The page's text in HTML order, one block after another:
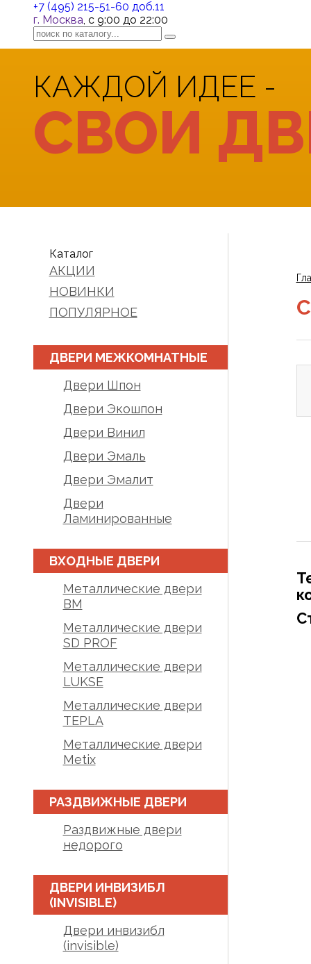
+7 (495) 215-51-60 доб.11
г. Москва, с 9:00 до 22:00
КАЖДОЙ ИДЕЕ -
СВОИ
Каталог
АКЦИИ
НОВИНКИ
ПОПУЛЯРНОЕ
ДВЕРИ МЕЖКОМНАТНЫЕ
Двери Шпон
Двери Экошпон
Двери Винил
Двери Эмаль
Двери Эмалит
Двери
Ламинированные
ВХОДНЫЕ ДВЕРИ
Металлические двери
BM
Металлические двери
SD PROF
Металлические двери
LUKSE
Металлические двери
TEPLA
Металлические двери
Metix
РАЗДВИЖНЫЕ ДВЕРИ
Раздвижные двери
недорого
ДВЕРИ ИНВИЗИБЛ
(INVISIBLE)
Двери инвизибл
(invisible)